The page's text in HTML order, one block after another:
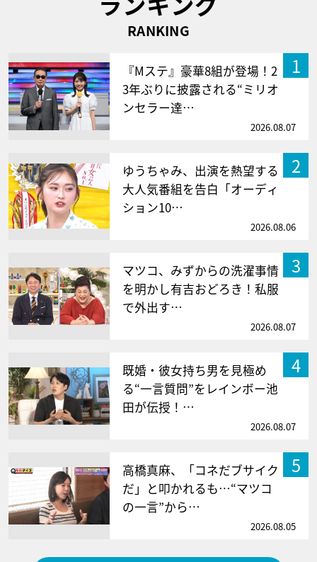
RANKING
1
『Mステ』豪華8組が登場！2
3年ぶりに披露される“ミリオ
ンセラー達…
2026.08.07
2
ゆうちゃみ、出演を熱望する
大人気番組を告白「オーディ
ション10…
2026.08.06
3
マツコ、みずからの洗濯事情
を明かし有吉おどろき！私服
で外出す…
2026.08.07
4
既婚・彼女持ち男を見極め
る“一言質問”をレインボー池
田が伝授！…
2026.08.07
5
高橋真麻、「コネだブサイク
だ」と叩かれるも…“マツコ
の一言”から…
2026.08.05